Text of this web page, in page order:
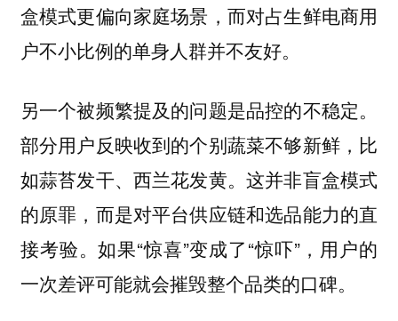
盒模式更偏向家庭场景，而对占生鲜电商用
户不小比例的单身人群并不友好。
另一个被频繁提及的问题是品控的不稳定。
部分用户反映收到的个别蔬菜不够新鲜，比
如蒜苔发干、西兰花发黄。这并非盲盒模式
的原罪，而是对平台供应链和选品能力的直
接考验。如果“惊喜”变成了“惊吓”，用户的
一次差评可能就会摧毁整个品类的口碑。